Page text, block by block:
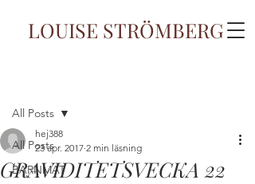
LOUISE STRÖMBERG
All Posts
BARNMAT
All Posts
GRAVIDITETSVECKA 22
hej388
23 apr. 2017 2 min läsning